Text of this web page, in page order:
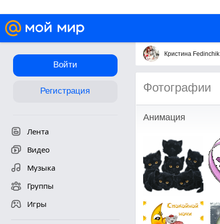
Войти
Регистрация
Лента
Видео
Музыка
Группы
Игры
Кристина Fedinchik
Фотографии
Анимация